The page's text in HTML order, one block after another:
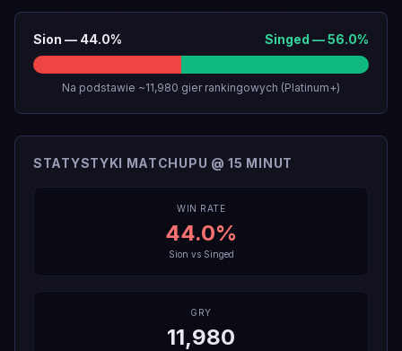
Sion — 44.0% Singed —56.0%
Na podstawie ~11,980 gier rankingowych (Platinum+)
STATYSTYKI MATCHUPU @ 15 MINUT
WIN RATE
44.0%
Sion vs Singed
GRY
11,980